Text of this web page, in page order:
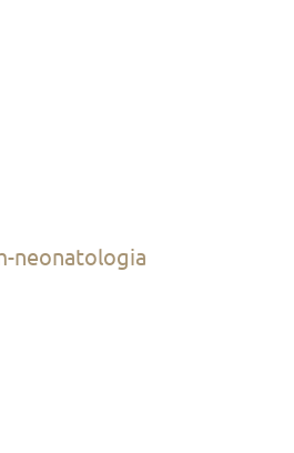
neonatologia